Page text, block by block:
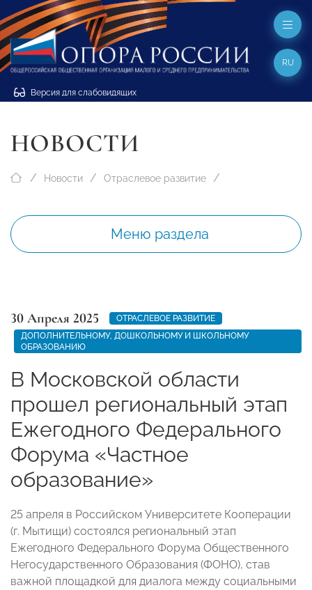
Версия для слабовидящих
RU
НОВОСТИ
Новости Отраслевое развитие
Меню раздела
30 Апреля 2025
ОТРАСЛЕВОЕ РАЗВИТИЕ
ДОПОЛНИТЕЛЬНОМУ, ДОШКОЛЬНОМУ И ШКОЛЬНОМУ
ОБРАЗОВАНИЮ
В Московской области
прошел региональный этап
Ежегодного Федерального
Форума «Частное
образование»
25 апреля в Российском Университете Кооперации
(г. Мытищи) состоялся региональный этап
Ежегодного Федерального Форума Общественного
Негосударственного Образования (ФОНО), став
важной площадкой для диалога между социальными